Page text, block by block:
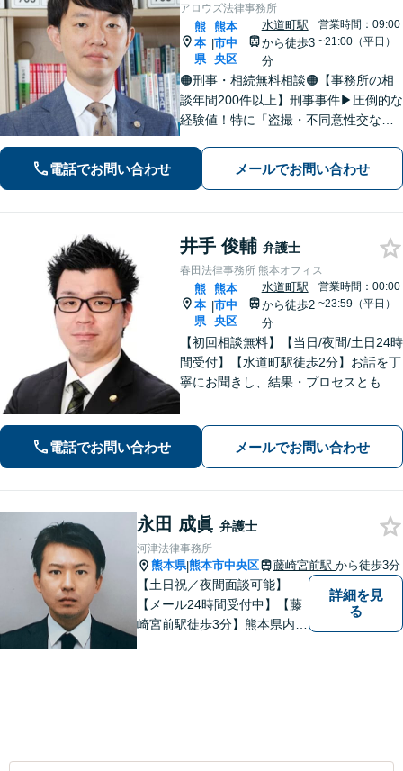
アロウズ法律事務所
熊
本
県
|
熊本
市中
央区
水道町駅
から徒歩3
分
営業時間：09:00
~21:00（平日）
🟠刑事・相続無料相談🟠【事務所の相
談年間200件以上】刑事事件▶︎圧倒的な
経験値！特に「盗撮・不同意性交など
局・証券会社」勤務で培った税の知識
を生かし、依頼者に寄り添った強いパ
電話でお問い合わせ メールでお問い合わせ
井手 俊輔 弁護士
春田法律事務所 熊本オフィス
熊
本
県
|
熊本
市中
央区
水道町駅
から徒歩2
分
営業時間：00:00
~23:59（平日）
【初回相談無料】【当日/夜間/土日24時
間受付】【水道町駅徒歩2分】お話を丁
寧にお聞きし、結果・プロセスともに
電話でお問い合わせ メールでお問い合わせ
永田 成眞 弁護士
河津法律事務所
熊本県|熊本市中央区 藤崎宮前駅 から徒歩3分
【土日祝／夜間面談可能】
【メール24時間受付中】【藤
崎宮前駅徒歩3分】熊本県内及
い。
詳細を見
る